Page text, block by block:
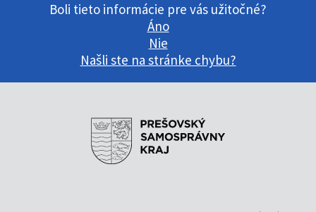
Boli tieto informácie pre vás užitočné?
Áno
Nie
Našli ste na stránke chybu?